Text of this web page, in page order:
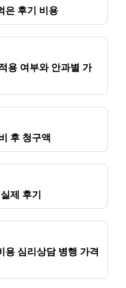
은 후기 비용
용 여부와 안과별 가
후 청구액
제 후기
용 심리상담 병행 가격